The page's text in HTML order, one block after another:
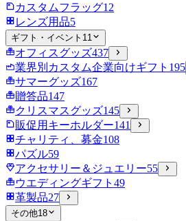
カスタムフラッグ12
レンズ用品5
ギフト・イベント 11
オフィスグッズ437
業界別カスタム企業向けギフト 195
サマーグッズ167
贈答品147
クリスマスグッズ145
販促用キーホルダー141
チャリティ、募金108
パズル59
アクセサリー＆ジュエリー55
ウエディングギフト 49
革製品27
その他18